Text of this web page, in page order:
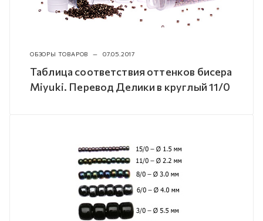
ОБЗОРЫ ТОВАРОВ — 07.05.2017
Таблица соответствия оттенков бисера
Miyuki. Перевод Делики в круглый 11/0